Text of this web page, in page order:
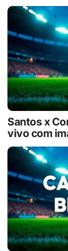
Santos x
vivo com